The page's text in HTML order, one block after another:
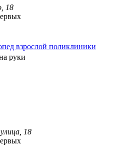
18
взрослой поликлиники
руки
18